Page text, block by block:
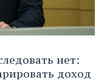
нет:
доход